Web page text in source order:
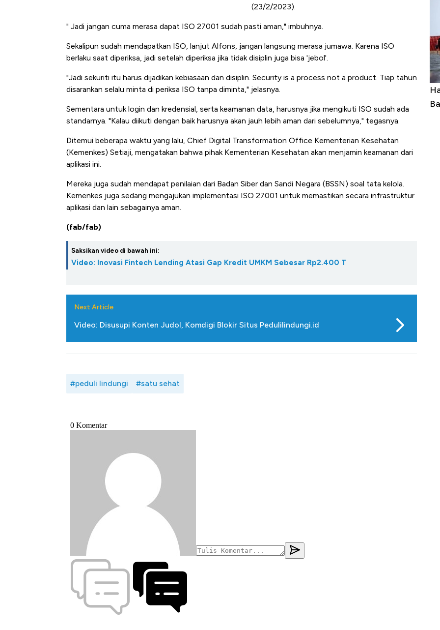
(23/2/2023).
" Jadi jangan cuma merasa dapat ISO 27001 sudah pasti aman," imbuhnya.
Sekalipun sudah mendapatkan ISO, lanjut Alfons, jangan langsung merasa jumawa. Karena ISO
berlaku saat diperiksa, jadi setelah diperiksa jika tidak disiplin juga bisa 'jebol'.
"Jadi sekuriti itu harus dijadikan kebiasaan dan disiplin. Security is a process not a product. Tiap tahun
disarankan selalu minta di periksa ISO tanpa diminta," jelasnya.
Sementara untuk login dan kredensial, serta keamanan data, harusnya jika mengikuti ISO sudah ada
standarnya. "Kalau diikuti dengan baik harusnya akan jauh lebih aman dari sebelumnya," tegasnya.
Ditemui beberapa waktu yang lalu, Chief Digital Transformation Office Kementerian Kesehatan
(Kemenkes) Setiaji, mengatakan bahwa pihak Kementerian Kesehatan akan menjamin keamanan dari
aplikasi ini.
Mereka juga sudah mendapat penilaian dari Badan Siber dan Sandi Negara (BSSN) soal tata kelola.
Kemenkes juga sedang mengajukan implementasi ISO 27001 untuk memastikan secara infrastruktur
aplikasi dan lain sebagainya aman.
(fab/fab)
Saksikan video di bawah ini:
Video: Inovasi Fintech Lending Atasi Gap Kredit UMKM Sebesar Rp2.400 T
Next Article
Video: Disusupi Konten Judol, Komdigi Blokir Situs Pedulilindungi.id
#peduli lindungi #satu sehat
Ini Kekuatan Uang Embraer Kuasai
Langit Dunia, Pembunuh Boeing-Airbus?